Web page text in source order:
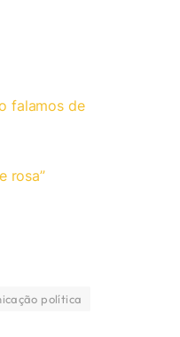
falamos de
rosa”
política